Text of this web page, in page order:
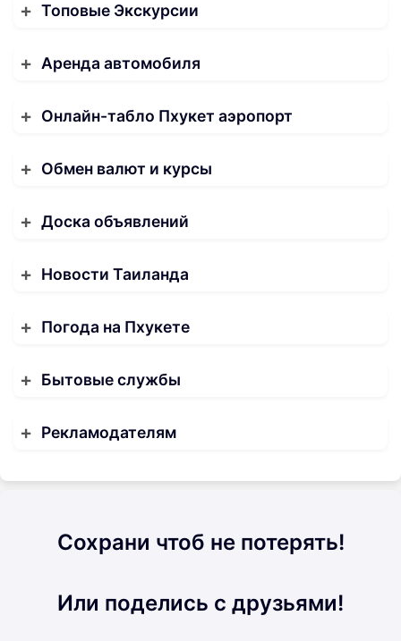
Топовые Экскурсии
Аренда автомобиля
Онлайн-табло Пхукет аэропорт
Обмен валют и курсы
Доска объявлений
Новости Таиланда
Погода на Пхукете
Бытовые службы
Рекламодателям
Сохрани чтоб не потерять!
Или поделись с друзьями!